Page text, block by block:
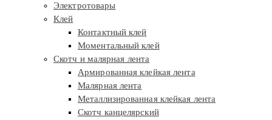
Электротовары
Клей
Контактный клей
Моментальный клей
Скотч и малярная лента
Армированная клейкая лента
Малярная лента
Металлизированная клейкая лента
Скотч канцелярский